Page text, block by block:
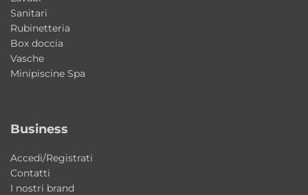
Caratteristiche principali
Tipologia: lavabo da appoggio
Collezione: Hako
Brand: Kerasan
Installazione: da appoggio
Stile: moderno / minimal contemporaneo
Produzione: Made in Italy
Sanitari
Rubinetteria
Box doccia
Vasche
Minipiscine Spa
Business
Accedi/Registrati
Contatti
I nostri brand